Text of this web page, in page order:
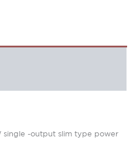
single -output slim type power